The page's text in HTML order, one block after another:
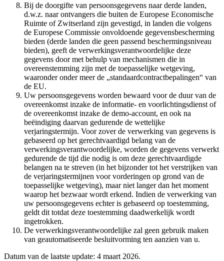
Bij de doorgifte van persoonsgegevens naar derde landen,
d.w.z. naar ontvangers die buiten de Europese Economische
Ruimte of Zwitserland zijn gevestigd, in landen die volgens
de Europese Commissie onvoldoende gegevensbescherming
bieden (derde landen die geen passend beschermingsniveau
bieden), geeft de verwerkingsverantwoordelijke deze
gegevens door met behulp van mechanismen die in
overeenstemming zijn met de toepasselijke wetgeving,
waaronder onder meer de „standaardcontractbepalingen“ van
de EU.
Uw persoonsgegevens worden bewaard voor de duur van de
overeenkomst inzake de informatie- en voorlichtingsdienst of
de overeenkomst inzake de demo-account, en ook na
beëindiging daarvan gedurende de wettelijke
verjaringstermijn. Voor zover de verwerking van gegevens is
gebaseerd op het gerechtvaardigd belang van de
verwerkingsverantwoordelijke, worden de gegevens verwerkt
gedurende de tijd die nodig is om deze gerechtvaardigde
belangen na te streven (in het bijzonder tot het verstrijken van
de verjaringstermijnen voor vorderingen op grond van de
toepasselijke wetgeving), maar niet langer dan het moment
waarop het bezwaar wordt erkend. Indien de verwerking van
uw persoonsgegevens echter is gebaseerd op toestemming,
geldt dit totdat deze toestemming daadwerkelijk wordt
ingetrokken.
De verwerkingsverantwoordelijke zal geen gebruik maken
van geautomatiseerde besluitvorming ten aanzien van u.
Datum van de laatste update: 4 maart 2026.